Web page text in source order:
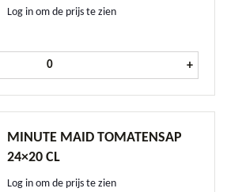
Log in om de prijs te zien
Chaudfontaine Rood tray 6x1,5 ltr
+
MINUTE MAID TOMATENSAP
24×20 CL
Log in om de prijs te zien